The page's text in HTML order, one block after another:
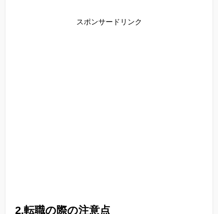
スポンサードリンク
2,転職の際の注意点